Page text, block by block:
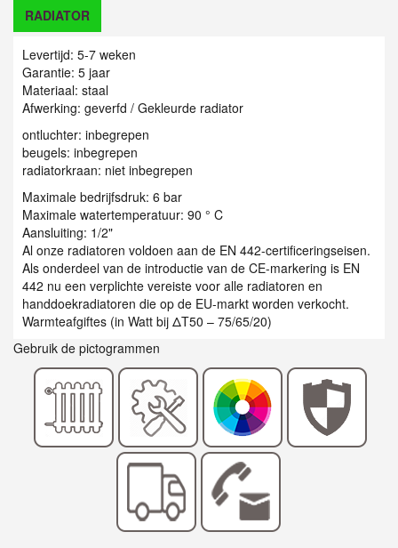
RADIATOR
Levertijd: 5-7 weken
Garantie: 5 jaar
Materiaal: staal
Afwerking: geverfd / Gekleurde radiator
ontluchter: inbegrepen
beugels: inbegrepen
radiatorkraan: niet inbegrepen
Maximale bedrijfsdruk: 6 bar
Maximale watertemperatuur: 90 ° C
Aansluiting: 1/2"
Al onze radiatoren voldoen aan de EN 442-certificeringseisen.
Als onderdeel van de introductie van de CE-markering is EN
442 nu een verplichte vereiste voor alle radiatoren en
handdoekradiatoren die op de EU-markt worden verkocht.
Warmteafgiftes (in Watt bij ΔT50 – 75/65/20)
Gebruik de pictogrammen